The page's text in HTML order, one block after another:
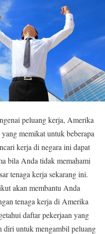
peluang kerja, Amerika
memikat untuk beberapa
kerja di negara ini dapat
bila Anda tidak memahami
tenaga kerja sekarang ini.
akan membantu Anda
tenaga kerja di Amerika
daftar pekerjaan yang
diri untuk mengambil peluang